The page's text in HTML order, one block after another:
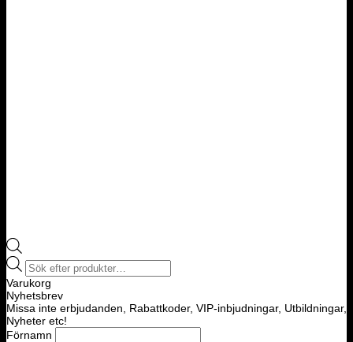
Products
search
Varukorg
Nyhetsbrev
Missa inte erbjudanden, Rabattkoder, VIP-inbjudningar, Utbildningar,
Nyheter etc!
Förnamn